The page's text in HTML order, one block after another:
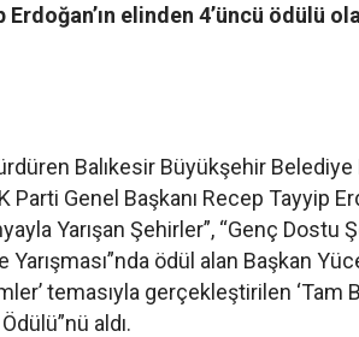
Erdoğan’ın elinden 4’üncü ödülü
Balıkesir Büyükşehir Belediye
Parti Genel Başkanı Recep Tayyip
Yarışan Şehirler”, “Genç Dostu
ödül alan Başkan
temasıyla gerçekleştirilen ‘Tam
aldı.